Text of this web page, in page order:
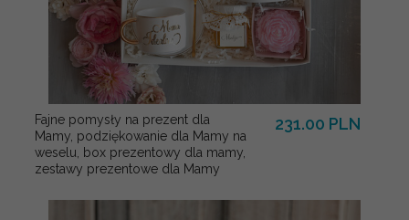
Fajne pomysły na prezent dla
Mamy, podziękowanie dla Mamy na
weselu, box prezentowy dla mamy,
zestawy prezentowe dla Mamy
231.00 PLN